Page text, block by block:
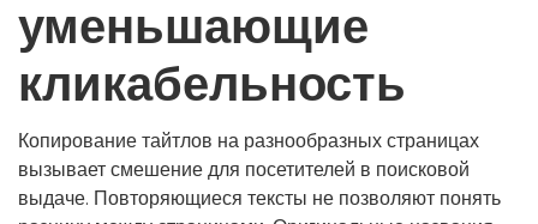
уменьшающие
кликабельность
Копирование тайтлов на разнообразных страницах
вызывает смешение для посетителей в поисковой
выдаче. Повторяющиеся тексты не позволяют понять